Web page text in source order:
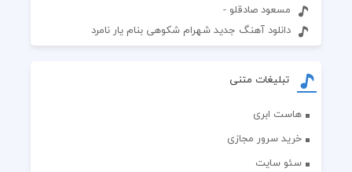
مسعود صادقلو -
دانلود آهنگ جدید شهرام شکوهی بنام یار نامرد
تبلیغات متنی
هاست ابری
خرید سرور مجازی
سئو سایت